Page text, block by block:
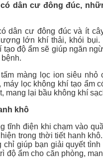
dân cư đông đúc,
dân cư đông đúc và ít
lớn khí thải, khói bụi.
tạo độ ẩm sẽ giúp ngăn
màng lọc ion siêu nhỏ
máy lọc không khí tạo ẩm
mang lại bầu không khí
khô
tĩnh điện khi chạm vào
trong thời tiết hanh
chỉ giúp bạn giải quyết
độ ẩm cho căn phòng,